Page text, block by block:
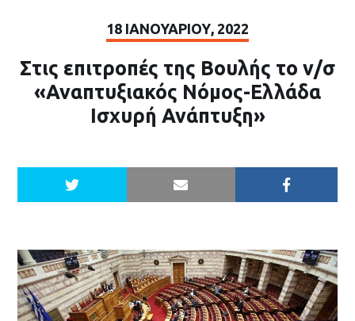
18 ΙΑΝΟΥΑΡΊΟΥ, 2022
Στις επιτροπές της Βουλής το ν/σ
«Αναπτυξιακός Νόμος-Ελλάδα
Ισχυρή Ανάπτυξη»